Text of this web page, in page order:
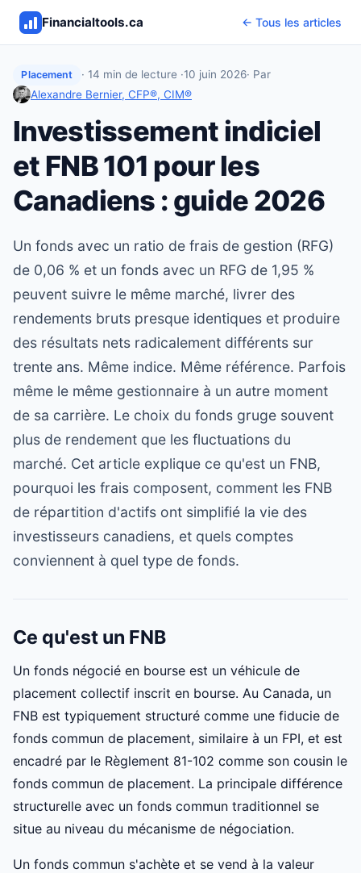
Financialtools.ca ← Tous les articles
Placement · 14 min de lecture ·10 juin 2026· Par
Alexandre Bernier, CFP®, CIM®
Investissement indiciel
et FNB 101 pour les
Canadiens : guide 2026
Un fonds avec un ratio de frais de gestion (RFG)
de 0,06 % et un fonds avec un RFG de 1,95 %
peuvent suivre le même marché, livrer des
rendements bruts presque identiques et produire
des résultats nets radicalement différents sur
trente ans. Même indice. Même référence. Parfois
même le même gestionnaire à un autre moment
de sa carrière. Le choix du fonds gruge souvent
plus de rendement que les fluctuations du
marché. Cet article explique ce qu'est un FNB,
pourquoi les frais composent, comment les FNB
de répartition d'actifs ont simplifié la vie des
investisseurs canadiens, et quels comptes
conviennent à quel type de fonds.
Ce qu'est un FNB
Un fonds négocié en bourse est un véhicule de
placement collectif inscrit en bourse. Au Canada, un
FNB est typiquement structuré comme une fiducie de
fonds commun de placement, similaire à un FPI, et est
encadré par le Règlement 81-102 comme son cousin le
fonds commun de placement. La principale différence
structurelle avec un fonds commun traditionnel se
situe au niveau du mécanisme de négociation.
Un fonds commun s'achète et se vend à la valeur